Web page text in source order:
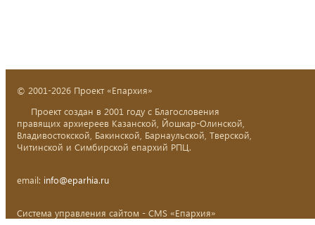
© 2001-2026 Проект «Епархия»
Проект создан в 2001 году с Благословения
правящих архиереев Казанской, Йошкар-Олинской,
Владивостокской, Бакинской, Барнаульской, Тверской,
Читинской и Симбирской епархий РПЦ.
email: info@eparhia.ru
Система управления сайтом - CMS «Епархия»